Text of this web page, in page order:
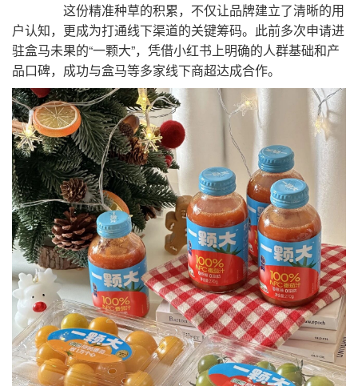
这份精准种草的积累，不仅让品牌建立了清晰的用
户认知，更成为打通线下渠道的关键筹码。此前多次申请进
驻盒马未果的“一颗大”，凭借小红书上明确的人群基础和产
品口碑，成功与盒马等多家线下商超达成合作。